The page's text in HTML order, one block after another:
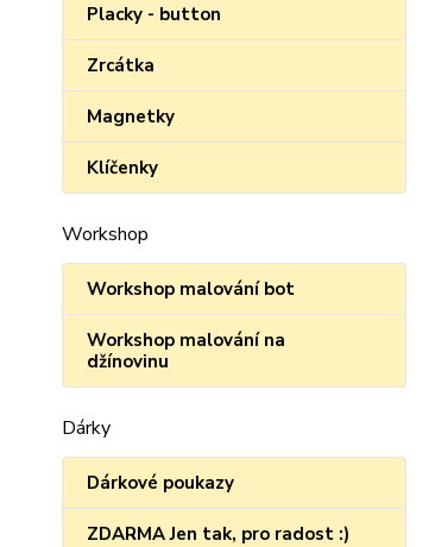
Placky - button
Zrcátka
Magnetky
Klíčenky
Workshop
Workshop malování bot
Workshop malování na
džínovinu
Dárky
Dárkové poukazy
ZDARMA Jen tak, pro radost :)